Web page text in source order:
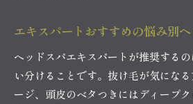
エキスパートおすすめの悩み別
ヘッドスパエキスパートが推奨する
い分けることです。抜け毛が気にな
ージ、頭皮のベタつきにはディープ